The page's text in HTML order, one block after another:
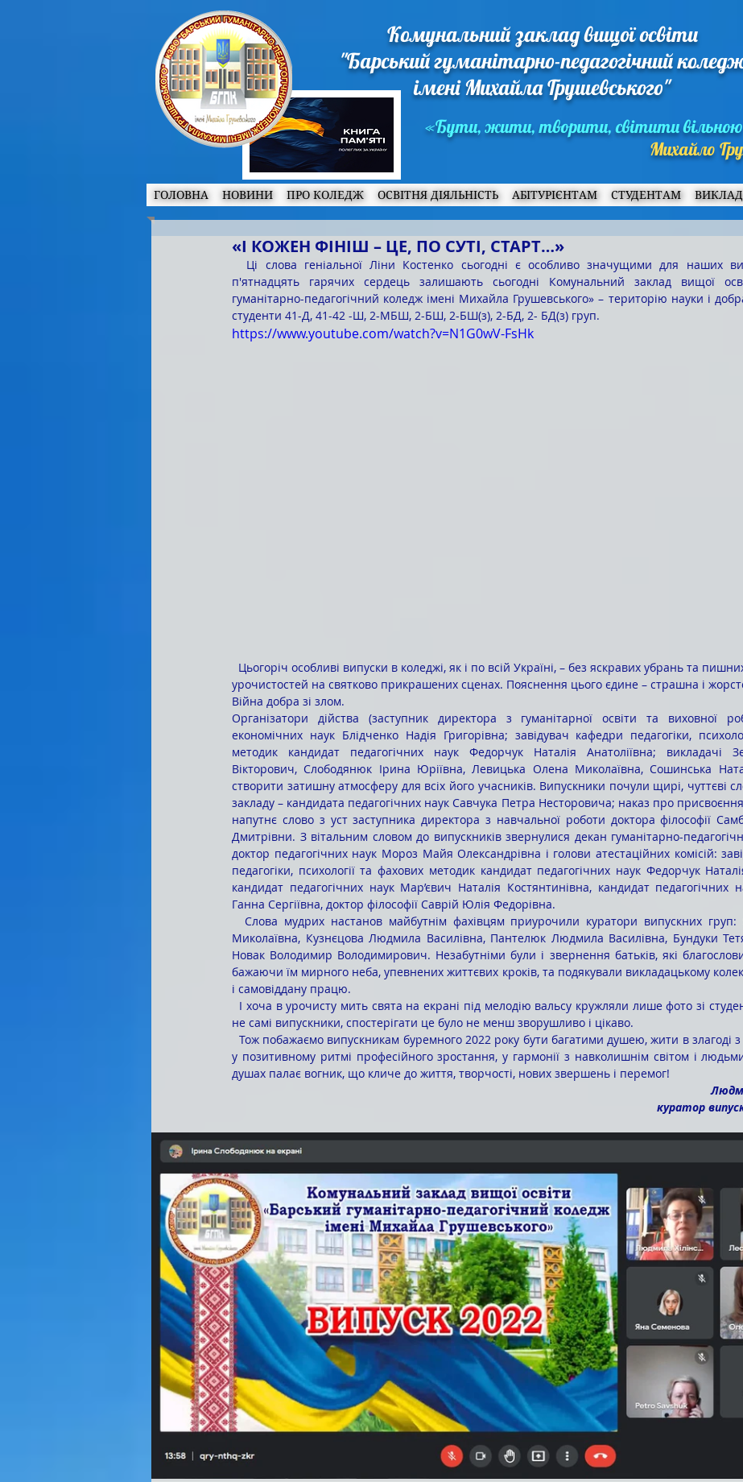
Комунальний заклад вищої освіти
"Барський гуманітарно-педагогічний
імені Михайла Грушевського"
«Бути, жити, творити, світити
Михайло
ГОЛОВНА НОВИНИ ПРО КОЛЕДЖ ОСВІТНЯ ДІЯЛЬНІСТЬ АБІТУРІЄНТАМ СТУДЕНТАМ
«І КОЖЕН ФІНІШ – ЦЕ, ПО СУТІ, СТАРТ…»
п'ятнадцять гарячих сердець залишають сьогодні Комунальний заклад вищої
гуманітарно-педагогічний коледж імені Михайла Грушевського» – територію науки і
студенти 41-Д, 41-42 -Ш, 2-МБШ, 2-БШ, 2-БШ(з), 2-БД, 2- БД(з) груп.
https://www.youtube.com/watch?v=N1G0wV-FsHk
урочистостей на святково прикрашених сценах. Пояснення цього єдине – страшна і
Війна добра зі злом.
Організатори дійства (заступник директора з гуманітарної освіти та виховної
економічних наук Блідченко Надія Григорівна; завідувач кафедри педагогіки,
методик кандидат педагогічних наук Федорчук Наталія Анатоліївна; викладачі
Вікторович, Слободянюк Ірина Юріївна, Левицька Олена Миколаївна, Сошинська
створити затишну атмосферу для всіх його учасників. Випускники почули щирі, чуттєві
закладу – кандидата педагогічних наук Савчука Петра Несторовича; наказ про присвоєння
напутнє слово з уст заступника директора з навчальної роботи доктора філософії
Дмитрівни. З вітальним словом до випускників звернулися декан гуманітарно-
доктор педагогічних наук Мороз Майя Олександрівна і голови атестаційних комісій:
педагогіки, психології та фахових методик кандидат педагогічних наук Федорчук
кандидат педагогічних наук Мар’євич Наталія Костянтинівна, кандидат педагогічних
Ганна Сергіївна, доктор філософії Саврій Юлія Федорівна.
Миколаївна, Кузнєцова Людмила Василівна, Пантелюк Людмила Василівна, Бундуки
Новак Володимир Володимирович. Незабутніми були і звернення батьків, які
бажаючи їм мирного неба, упевнених життєвих кроків, та подякували викладацькому
і самовіддану працю.
не самі випускники, спостерігати це було не менш зворушливо і цікаво.
у позитивному ритмі професійного зростання, у гармонії з навколишнім світом і
душах палає вогник, що кличе до життя, творчості, нових звершень і перемог!
куратор